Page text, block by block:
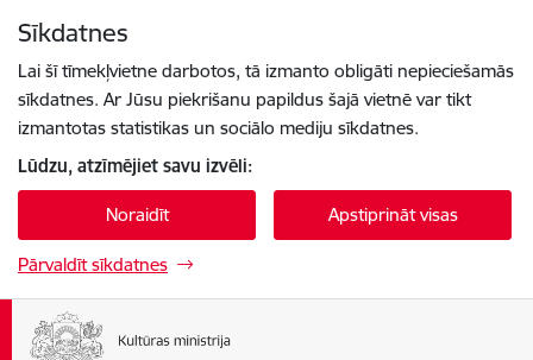
Sīkdatnes
Lai šī tīmekļvietne darbotos, tā izmanto obligāti nepieciešamās
sīkdatnes. Ar Jūsu piekrišanu papildus šajā vietnē var tikt
izmantotas statistikas un sociālo mediju sīkdatnes.
Lūdzu, atzīmējiet savu izvēli:
Noraidīt Apstiprināt visas
Pārvaldīt sīkdatnes